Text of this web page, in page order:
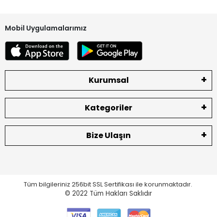
gönderim lütfen yapmayınız.
Ürün Durumu
Ekran Türü ÇITASIZ
Ekran Kalite Durumu ORJINAL
Mobil Uygulamalarımız
Kurumsal
Kategoriler
Bize Ulaşın
Tüm bilgileriniz 256bit SSL Sertifikası ile korunmaktadır.
© 2022 Tüm Hakları Saklıdır